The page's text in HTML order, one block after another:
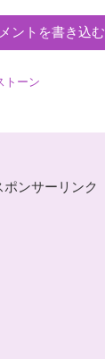
ントを書き込む
トーン
ポンサーリンク